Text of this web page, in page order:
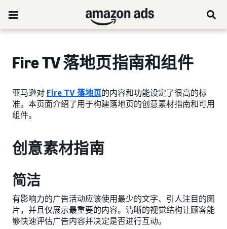
Fire TV 落地页指南和组件
亚马逊对 Fire TV 落地页的内容和功能设定了很高的标
准。本页面介绍了用于构建落地页的创意素材指南和可用
组件。
创意素材指南
简洁
有影响力的广告活动应该使用最少的文字、引人注目的图
片，并且仅展示最重要的内容。清晰的视觉结构让顾客能
够快速评估广告内容并决定是否进行互动。